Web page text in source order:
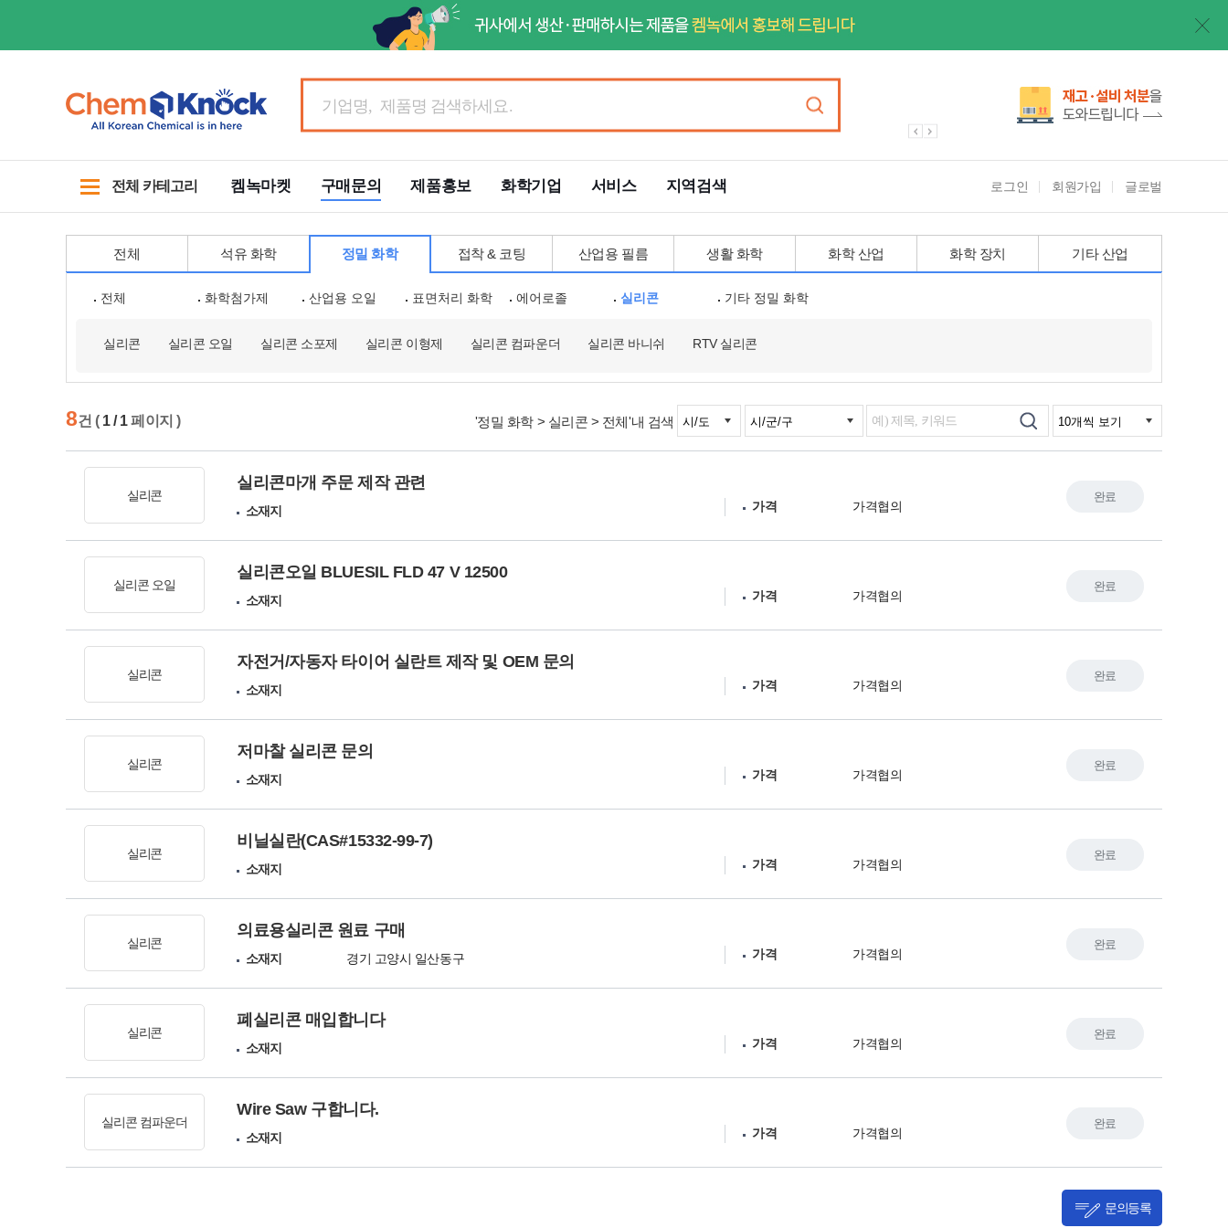
전체 카테고리 켐녹마켓 구매문의 제품홍보 화학기업 서비스 지역검색 로그인 회원가입 글로벌
전체 석유 화학 정밀 화학 접착 & 코팅 산업용 필름 생활 화학 화학 산업 화학 장치 기타 산업
전체 화학첨가제 산업용 오일 표면처리 화학 에어로졸 실리콘 기타 정밀 화학
실리콘 실리콘 오일 실리콘 소포제 실리콘 이형제 실리콘 컴파운더 실리콘 바니쉬 RTV 실리콘
8건 ( 1 / 1페이지 ) '정밀 화학 > 실리콘 > 전체'내 검색
실리콘
실리콘마개 주문 제작 관련
소재지 가격 가격협의
완료
실리콘 오일
실리콘오일 BLUESIL FLD 47 V 12500
소재지 가격 가격협의
완료
실리콘
자전거/자동자 타이어 실란트 제작 및 OEM 문의
소재지 가격 가격협의
완료
실리콘
저마찰 실리콘 문의
소재지 가격 가격협의
완료
실리콘
비닐실란(CAS#15332-99-7)
소재지 가격 가격협의
완료
실리콘
의료용실리콘 원료 구매
소재지 경기 고양시 일산동구 가격 가격협의
완료
실리콘
폐실리콘 매입합니다
소재지 가격 가격협의
완료
실리콘 컴파운더
Wire Saw 구합니다.
소재지 가격 가격협의
완료
문의등록